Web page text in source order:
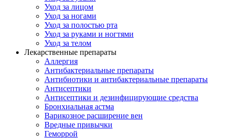
Уход за лицом
Уход за ногами
Уход за полостью рта
Уход за руками и ногтями
Уход за телом
Лекарственные препараты
Аллергия
Антибактериальные препараты
Антибиотики и антибактериальные препараты
Антисептики
Антисептики и дезинфицирующие средства
Бронхиальная астма
Варикозное расширение вен
Вредные привычки
Геморрой